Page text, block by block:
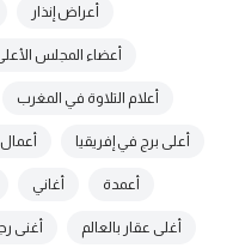
أعراض إنذار
أعضاء المجلس
أعلام التلاوة في المغرب
أعلى برج في إفريقيا
أعمدة أغاني
أغلى عقار بالعالم أغنى